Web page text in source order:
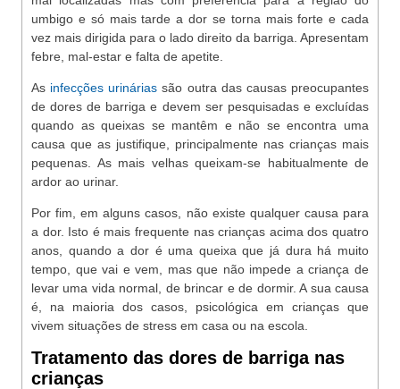
umbigo e só mais tarde a dor se torna mais forte e cada
vez mais dirigida para o lado direito da barriga. Apresentam
febre, mal-estar e falta de apetite.
As infecções urinárias são outra das causas preocupantes
de dores de barriga e devem ser pesquisadas e excluídas
quando as queixas se mantêm e não se encontra uma
causa que as justifique, principalmente nas crianças mais
pequenas. As mais velhas queixam-se habitualmente de
ardor ao urinar.
Por fim, em alguns casos, não existe qualquer causa para
a dor. Isto é mais frequente nas crianças acima dos quatro
anos, quando a dor é uma queixa que já dura há muito
tempo, que vai e vem, mas que não impede a criança de
levar uma vida normal, de brincar e de dormir. A sua causa
é, na maioria dos casos, psicológica em crianças que
vivem situações de stress em casa ou na escola.
Tratamento das dores de barriga nas
crianças